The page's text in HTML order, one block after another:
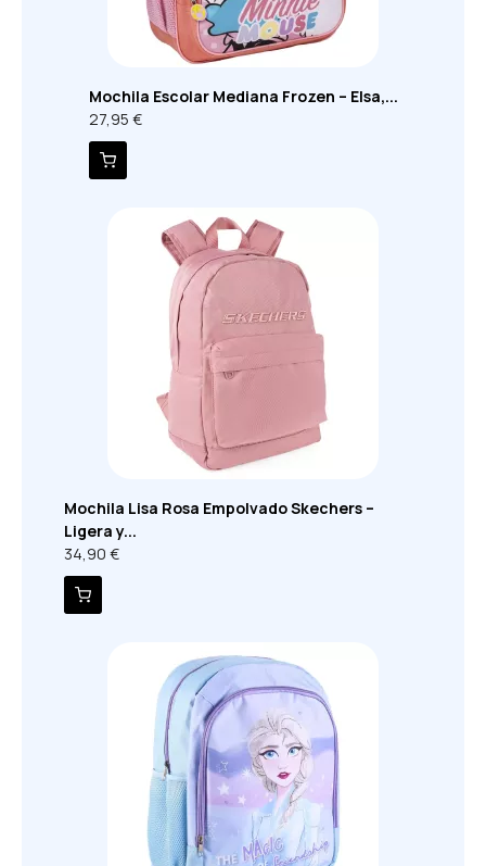
Mochila Escolar Mediana Frozen – Elsa,...
27,95 €
Mochila Lisa Rosa Empolvado Skechers –
Ligera y...
34,90 €